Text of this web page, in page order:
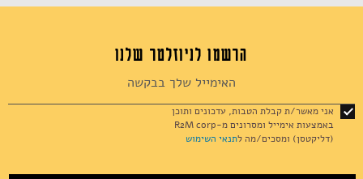
הרשמו לניוזלטר שלנו
for
Our
Newsletter:
אני מאשר/ת קבלת הטבות, עדכונים ותוכן
באמצעות אימייל ומסרונים מ-R2M corp
(דליקטסן) ומסכים/מה לתנאי השימוש